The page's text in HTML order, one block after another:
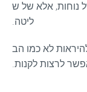
נוחות, אלא של ש
ליטה.
לא כמו הב
לרצות לקנות.